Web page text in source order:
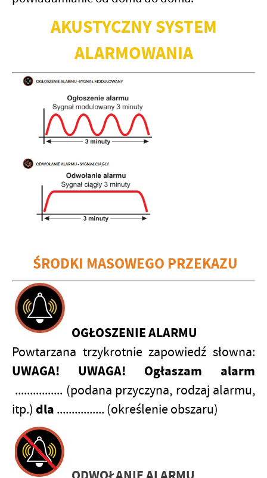
AKUSTYCZNYSYSTEM
ALARMOWANIA
ŚRODKI MASOWEGO PRZEKAZU
OGŁOSZENIE ALARMU
Powtarzana trzykrotnie zapowiedź słowna:
UWAGA! UWAGA! Ogłaszam alarm
................ (podana przyczyna, rodzaj alarmu,
itp.) dla ................ (określenie obszaru)
zwyczajów dotyczących przeglądanej witryny internetowej. Treści
firm będących naszymi partnerami oraz innych dostawców usług.
treści w postaci wiadomości, ofert, komunikatów mediów